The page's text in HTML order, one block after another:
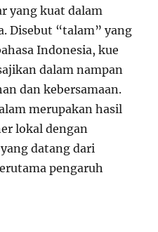
yang kuat dalam
Disebut “talam” yang
Indonesia, kue
dalam nampan
dan kebersamaan.
merupakan hasil
lokal dengan
datang dari
pengaruh